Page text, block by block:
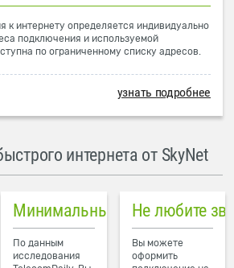
к интернету определяется индивидуально
подключения и используемой
по ограниченному списку адресов.
узнать подробнее
интернета от SkyNet
Минимальный пинг в городе
По данным
исследования
Не любите
Вы можете
оформить